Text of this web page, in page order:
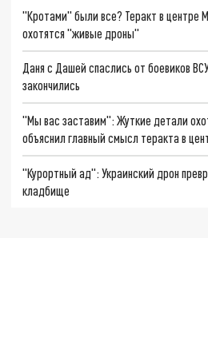
"Кротами" были все? Теракт в центре
охотятся "живые дроны"
Даня с Дашей спаслись от боевиков
закончились
"Мы вас заставим": Жуткие детали
объяснил главный смысл теракта в
"Курортный ад": Украинский дрон
кладбище